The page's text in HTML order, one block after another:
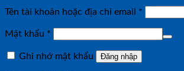
Tên tài khoản hoặc địa chỉ email *
Mật khẩu *
Ghi nhớ mật khẩu
Đăng nhập